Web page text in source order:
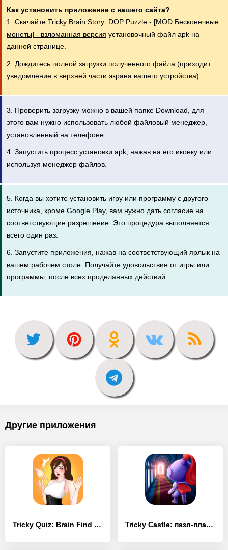
Как установить приложение с нашего сайта?
1. Скачайте Tricky Brain Story: DOP Puzzle - [MOD Бесконечные
монеты] - взломанная версия установочный файл apk на
данной странице.
2. Дождитесь полной загрузки полученного файла (приходит
уведомление в верхней части экрана вашего устройства).
3. Проверить загрузку можно в вашей папке Download, для
этого вам нужно использовать любой файловый менеджер,
установленный на телефоне.
4. Запустить процесс установки apk, нажав на его иконку или
используя менеджер файлов.
5. Когда вы хотите установить игру или программу с другого
источника, кроме Google Play, вам нужно дать согласие на
соответствующие разрешение. Это процедура выполняется
всего один раз.
6. Запустите приложения, нажав на соответствующий ярлык на
вашем рабочем столе. Получайте удовольствие от игры или
программы, после всех проделанных действий.
Другие приложения
Tricky Quiz: Brain Find Puzzle - [MOD Много денег] Tricky Castle: пазл-платформер - [MOD Много монет]